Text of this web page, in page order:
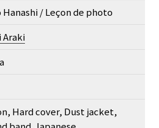
Hanashi / Leçon de photo
Araki
Hard cover, Dust jacket,